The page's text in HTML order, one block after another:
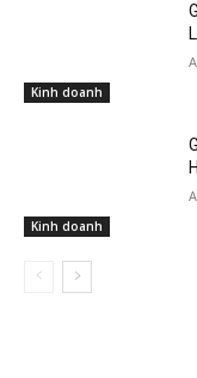
Kinh doanh
Kinh doanh